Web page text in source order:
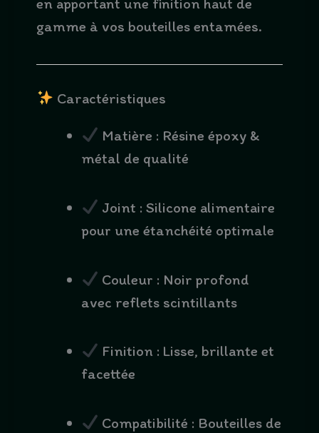
gamme à vos bouteilles entamées.
Caractéristiques
Matière : Résine époxy &
métal de qualité
Joint : Silicone alimentaire
pour une étanchéité optimale
Couleur : Noir profond
avec reflets scintillants
Finition : Lisse, brillante et
facettée
Compatibilité : Bouteilles de